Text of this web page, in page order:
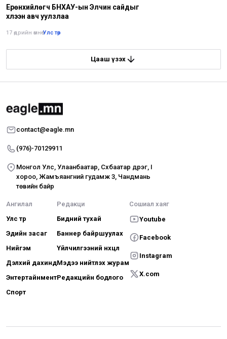
Ерөнхийлөгч БНХАУ-ын Элчин сайдыг
хүлээн авч уулзлаа
17 өдрийн өмнө•Улс төр
Цааш үзэх
contact@eagle.mn
(976)-70129911
Монгол Улс, Улаанбаатар, Сүхбаатар дүүрэг, I
хороо, Жамъяангүний гудамж 3, Чандмань
төвийн байр
Ангилал
Улс төр
Эдийн засаг
Нийгэм
Дэлхий дахинд
Энтертайнмент
Спорт
Редакци
Бидний тухай
Баннер байршуулах
Үйлчилгээний нөхцөл
Мэдээ нийтлэх журам
Редакцийн бодлого
Сошиал хаяг
Youtube
Facebook
Instagram
X.com